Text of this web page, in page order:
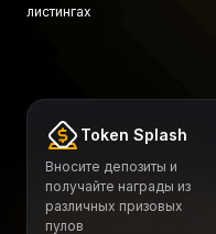
листингах
Token Splash
Вносите депозиты и
получайте награды из
различных призовых
пулов